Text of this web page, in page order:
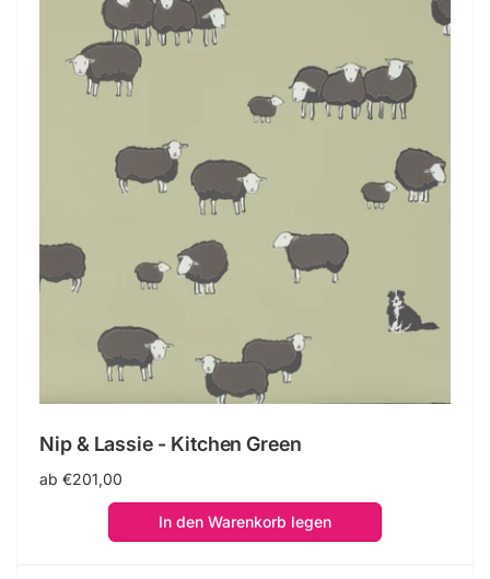
Nip & Lassie - Kitchen Green
Normaler
ab €201,00
In den Warenkorb legen